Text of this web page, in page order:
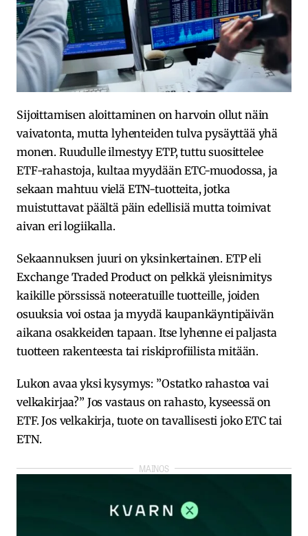
Sijoittamisen aloittaminen on harvoin ollut näin
vaivatonta, mutta lyhenteiden tulva pysäyttää yhä
monen. Ruudulle ilmestyy ETP, tuttu suosittelee
ETF-rahastoja, kultaa myydään ETC-muodossa, ja
sekaan mahtuu vielä ETN-tuotteita, jotka
muistuttavat päältä päin edellisiä mutta toimivat
aivan eri logiikalla.
Sekaannuksen juuri on yksinkertainen. ETP eli
Exchange Traded Product on pelkkä yleisnimitys
kaikille pörssissä noteeratuille tuotteille, joiden
osuuksia voi ostaa ja myydä kaupankäyntipäivän
aikana osakkeiden tapaan. Itse lyhenne ei paljasta
tuotteen rakenteesta tai riskiprofiilista mitään.
Lukon avaa yksi kysymys: ”Ostatko rahastoa vai
velkakirjaa?” Jos vastaus on rahasto, kyseessä on
ETF. Jos velkakirja, tuote on tavallisesti joko ETC tai
ETN.